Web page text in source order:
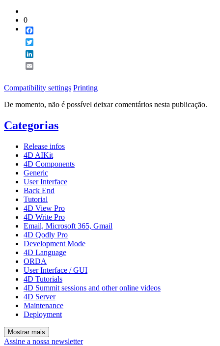
0
Compatibility settings Printing
De momento, não é possível deixar comentários nesta publicação.
Categorias
Release infos
4D AIKit
4D Components
Generic
User Interface
Back End
Tutorial
4D View Pro
4D Write Pro
Email, Microsoft 365, Gmail
4D Qodly Pro
Development Mode
4D Language
ORDA
User Interface / GUI
4D Tutorials
4D Summit sessions and other online videos
4D Server
Maintenance
Deployment
Mostrar mais
Assine a nossa newsletter